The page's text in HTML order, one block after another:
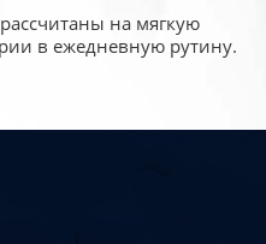
на мягкую
в ежедневную рутину.